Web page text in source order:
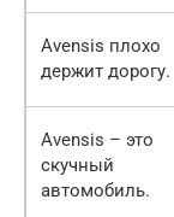
Avensis плохо
держит дорогу.
Avensis – это
скучный
автомобиль.